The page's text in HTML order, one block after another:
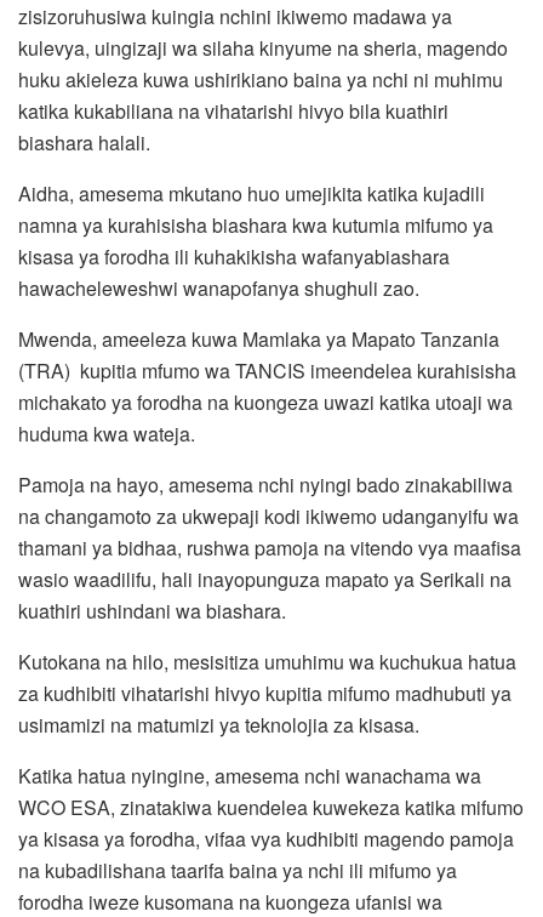
zisizoruhusiwa kuingia nchini ikiwemo madawa ya
kulevya, uingizaji wa silaha kinyume na sheria, magendo
huku akieleza kuwa ushirikiano baina ya nchi ni muhimu
katika kukabiliana na vihatarishi hivyo bila kuathiri
biashara halali.
Aidha, amesema mkutano huo umejikita katika kujadili
namna ya kurahisisha biashara kwa kutumia mifumo ya
kisasa ya forodha ili kuhakikisha wafanyabiashara
hawacheleweshwi wanapofanya shughuli zao.
Mwenda, ameeleza kuwa Mamlaka ya Mapato Tanzania
(TRA) kupitia mfumo wa TANCIS imeendelea kurahisisha
michakato ya forodha na kuongeza uwazi katika utoaji wa
huduma kwa wateja.
Pamoja na hayo, amesema nchi nyingi bado zinakabiliwa
na changamoto za ukwepaji kodi ikiwemo udanganyifu wa
thamani ya bidhaa, rushwa pamoja na vitendo vya maafisa
wasio waadilifu, hali inayopunguza mapato ya Serikali na
kuathiri ushindani wa biashara.
Kutokana na hilo, mesisitiza umuhimu wa kuchukua hatua
za kudhibiti vihatarishi hivyo kupitia mifumo madhubuti ya
usimamizi na matumizi ya teknolojia za kisasa.
Katika hatua nyingine, amesema nchi wanachama wa
WCO ESA, zinatakiwa kuendelea kuwekeza katika mifumo
ya kisasa ya forodha, vifaa vya kudhibiti magendo pamoja
na kubadilishana taarifa baina ya nchi ili mifumo ya
forodha iweze kusomana na kuongeza ufanisi wa